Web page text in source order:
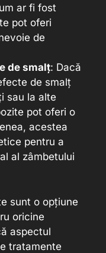
ar fi fost
pot oferi
de
de smalț: Dacă
de smalț
sau la alte
pot oferi o
acestea
pentru a
al zâmbetului
sunt o opțiune
oricine
aspectul
tratamente